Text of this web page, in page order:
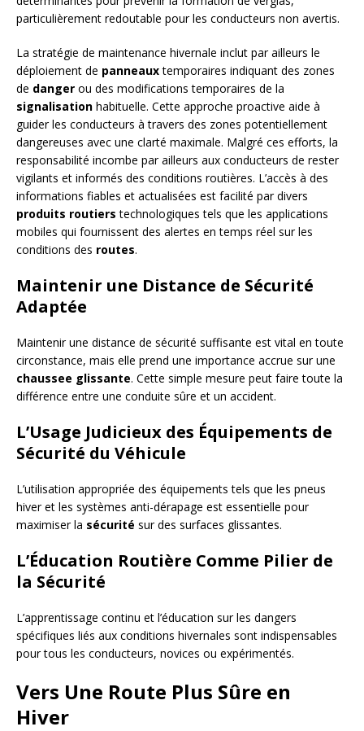
particulièrement redoutable pour les conducteurs non avertis.
La stratégie de maintenance hivernale inclut par ailleurs le
déploiement de panneauxtemporaires indiquant des zones
de danger ou des modifications temporaires de la
signalisation habituelle. Cette approche proactive aide à
guider les conducteurs à travers des zones potentiellement
dangereuses avec une clarté maximale. Malgré ces efforts, la
responsabilité incombe par ailleurs aux conducteurs de rester
vigilants et informés des conditions routières. L’accès à des
informations fiables et actualisées est facilité par divers
produits routiers technologiques tels que les applications
mobiles qui fournissent des alertes en temps réel sur les
conditions des routes.
Maintenir une Distance de Sécurité
Adaptée
Maintenir une distance de sécurité suffisante est vital en toute
circonstance, mais elle prend une importance accrue sur une
chaussee glissante. Cette simple mesure peut faire toute la
différence entre une conduite sûre et un accident.
L’Usage Judicieux des Équipements de
Sécurité du Véhicule
L’utilisation appropriée des équipements tels que les pneus
hiver et les systèmes anti-dérapage est essentielle pour
maximiser la sécurité sur des surfaces glissantes.
L’Éducation Routière Comme Pilier de
la Sécurité
L’apprentissage continu et l’éducation sur les dangers
spécifiques liés aux conditions hivernales sont indispensables
pour tous les conducteurs, novices ou expérimentés.
Vers Une Route Plus Sûre en
Hiver